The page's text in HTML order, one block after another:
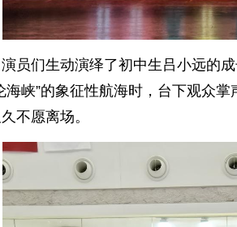
员们生动演绎了初中生吕小远的
海峡”的象征性航海时，台下观众
不愿离场。